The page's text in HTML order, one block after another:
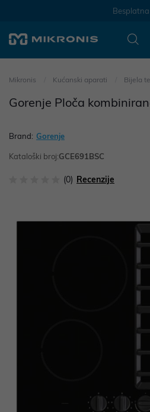
Mikronis Kućanski aparati Bijela
Gorenje Ploča
Brand: Gorenje
Kataloški broj:GCE691BSC
(0) Recenzije